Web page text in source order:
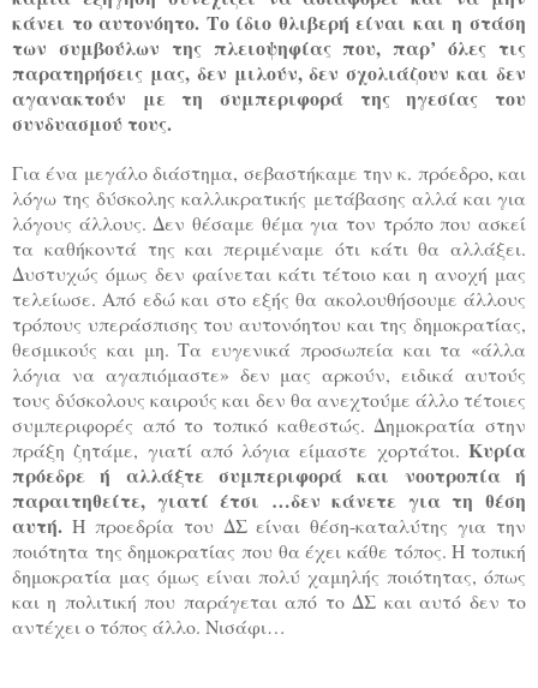
κάνει το αυτονόητο. Το ίδιο θλιβερή είναι και η στάση
των συμβούλων της πλειοψηφίας που, παρ’ όλες τις
παρατηρήσεις μας, δεν μιλούν, δεν σχολιάζουν και δεν
αγανακτούν με τη συμπεριφορά της ηγεσίας του
συνδυασμού τους.
Για ένα μεγάλο διάστημα, σεβαστήκαμε την κ. πρόεδρο, και
λόγω της δύσκολης καλλικρατικής μετάβασης αλλά και για
λόγους άλλους. Δεν θέσαμε θέμα για τον τρόπο που ασκεί
τα καθήκοντά της και περιμέναμε ότι κάτι θα αλλάξει.
Δυστυχώς όμως δεν φαίνεται κάτι τέτοιο και η ανοχή μας
τελείωσε. Από εδώ και στο εξής θα ακολουθήσουμε άλλους
τρόπους υπεράσπισης του αυτονόητου και της δημοκρατίας,
θεσμικούς και μη. Τα ευγενικά προσωπεία και τα «άλλα
λόγια να αγαπιόμαστε» δεν μας αρκούν, ειδικά αυτούς
τους δύσκολους καιρούς και δεν θα ανεχτούμε άλλο τέτοιες
συμπεριφορές από το τοπικό καθεστώς. Δημοκρατία στην
πράξη ζητάμε, γιατί από λόγια είμαστε χορτάτοι. Κυρία
πρόεδρε ή αλλάξτε συμπεριφορά και νοοτροπία ή
παραιτηθείτε, γιατί έτσι …δεν κάνετε για τη θέση
αυτή. Η προεδρία του ΔΣ είναι θέση-καταλύτης για την
ποιότητα της δημοκρατίας που θα έχει κάθε τόπος. Η τοπική
δημοκρατία μας όμως είναι πολύ χαμηλής ποιότητας, όπως
και η πολιτική που παράγεται από το ΔΣ και αυτό δεν το
αντέχει ο τόπος άλλο. Νισάφι…